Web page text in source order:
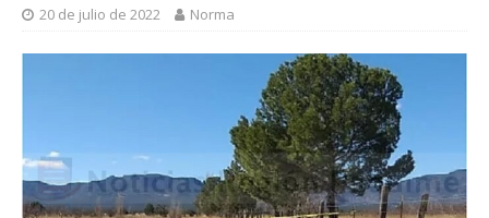
20 de julio de 2022 Norma